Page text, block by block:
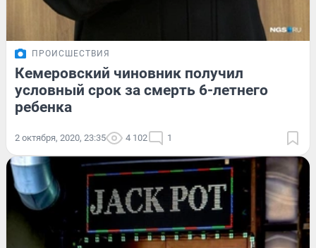
ПРОИСШЕСТВИЯ
Кемеровский чиновник получил
условный срок за смерть 6-летнего
ребенка
2 октября, 2020, 23:35 4 102 1